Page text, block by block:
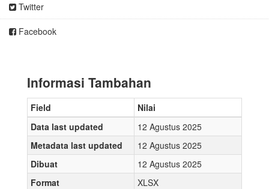
Twitter
Facebook
Informasi Tambahan
Field
Nilai
Data last updated
12 Agustus 2025
Metadata last updated
12 Agustus 2025
Dibuat
12 Agustus 2025
Format
XLSX